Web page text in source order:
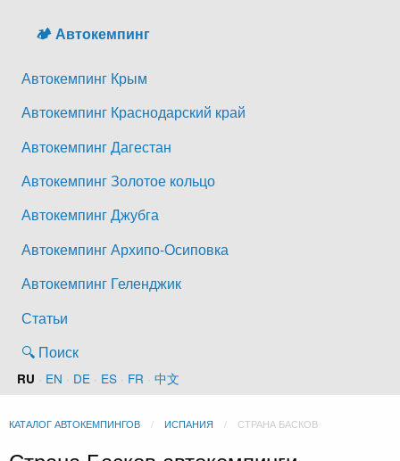
🏕️ Автокемпинг
Автокемпинг Крым
Автокемпинг Краснодарский край
Автокемпинг Дагестан
Автокемпинг Золотое кольцо
Автокемпинг Джубга
Автокемпинг Архипо-Осиповка
Автокемпинг Геленджик
Статьи
🔍 Поиск
RU · EN · DE · ES · FR · 中文
КАТАЛОГ АВТОКЕМПИНГОВ ИСПАНИЯ СТРАНА БАСКОВ